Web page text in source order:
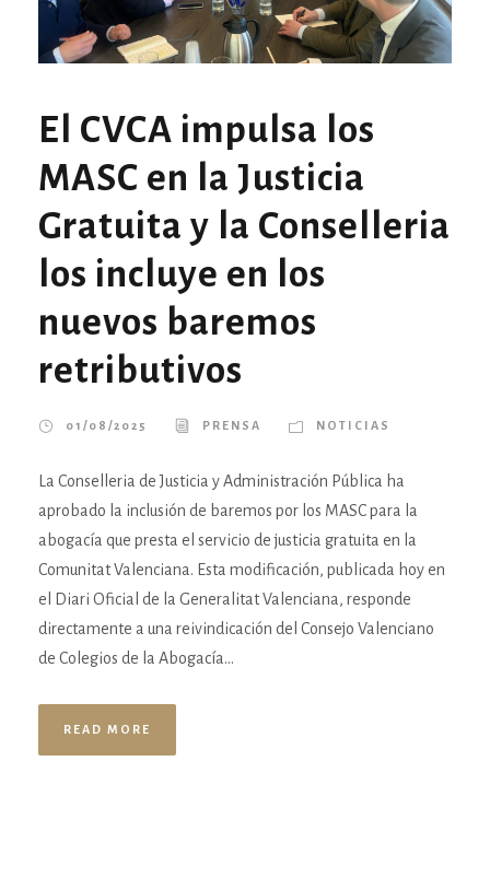
El CVCA impulsa los
MASC en la Justicia
Gratuita y la Conselleria
los incluye en los
nuevos baremos
retributivos
01/08/2025 PRENSA NOTICIAS
La Conselleria de Justicia y Administración Pública ha
aprobado la inclusión de baremos por los MASC para la
abogacía que presta el servicio de justicia gratuita en la
Comunitat Valenciana. Esta modificación, publicada hoy en
el Diari Oficial de la Generalitat Valenciana, responde
directamente a una reivindicación del Consejo Valenciano
de Colegios de la Abogacía...
READ MORE